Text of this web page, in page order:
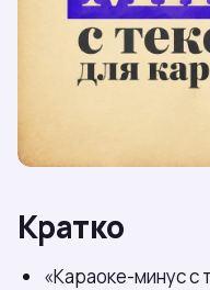
Кратко
«Караоке-минус с